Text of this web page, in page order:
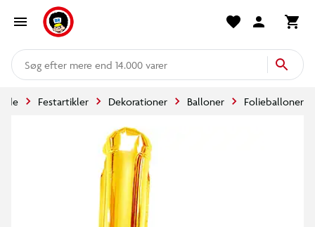
mere end 14.000 varer
Festartikler Dekorationer Balloner Folieballoner